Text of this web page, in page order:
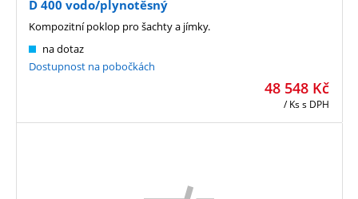
D 400 vodo/plynotěsný
48 548 Kč
/ Kss DPH
na dotaz
Dostupnost na pobočkách
Kompozitní poklop pro šachty a jímky.